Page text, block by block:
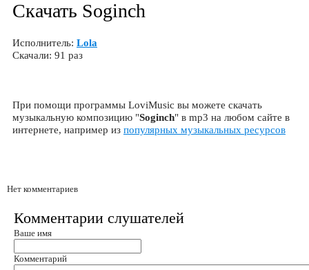
Скачать Soginch
Исполнитель: Lola
Скачали: 91 раз
При помощи программы LoviMusic вы можете скачать
музыкальную композицию "Soginch" в mp3 на любом сайте в
интернете, например из популярных музыкальных ресурсов
Нет комментариев
Комментарии слушателей
Ваше имя
Комментарий